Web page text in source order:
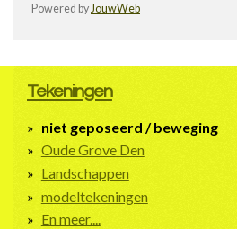
Powered by JouwWeb
Tekeningen
niet geposeerd / beweging
Oude Grove Den
Landschappen
modeltekeningen
En meer....